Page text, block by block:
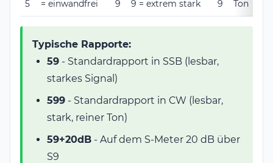
5
= einwandfrei
9
9 = extrem stark
9
Ton
Typische Rapporte:
59 - Standardrapport in SSB (lesbar,
starkes Signal)
599 - Standardrapport in CW (lesbar,
stark, reiner Ton)
59+20dB - Auf dem S-Meter 20 dB über
S9